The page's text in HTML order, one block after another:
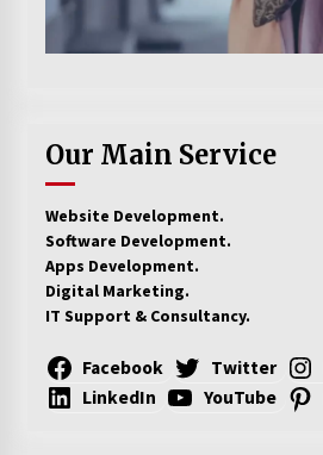
Our Main Service
Website Development.
Software Development.
Apps Development.
Digital Marketing.
IT Support & Consultancy.
Facebook Twitter
LinkedIn
YouTube